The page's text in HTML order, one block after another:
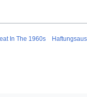
In The 1960s